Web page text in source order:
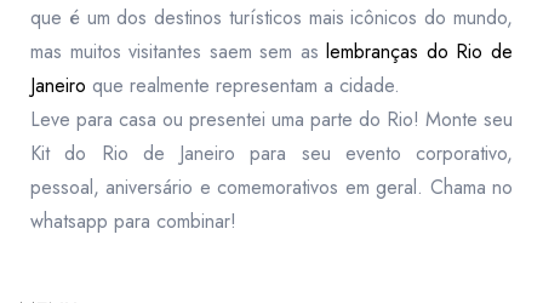
que é um dos destinos turísticos mais icônicos do mundo,
mas muitos visitantes saem sem aslembranças do Rio de
Janeiro que realmente representam a cidade.
Leve para casa ou presentei uma parte do Rio! Monte seu
Kit do Rio de Janeiro para seu evento corporativo,
pessoal, aniversário e comemorativos em geral. Chama no
whatsapp para combinar!